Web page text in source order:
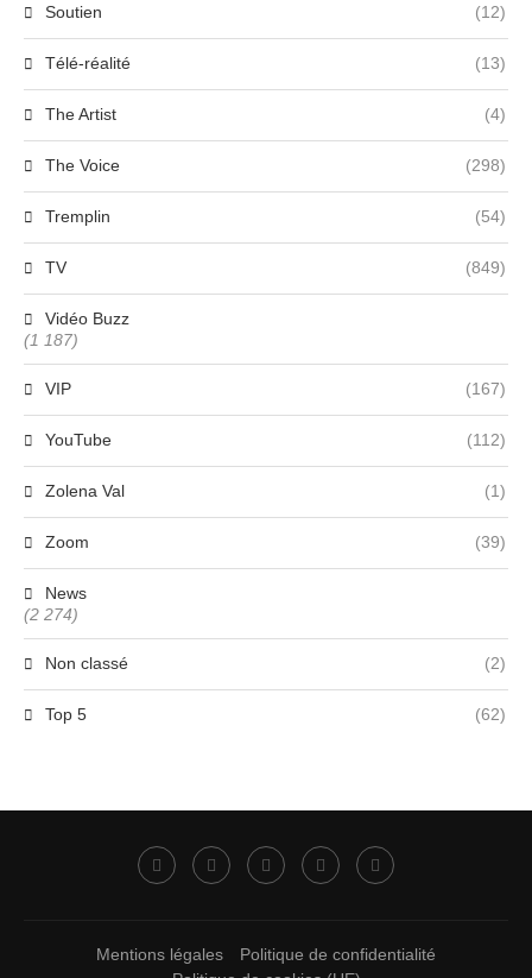
Soutien (12)
Télé-réalité (13)
The Artist (4)
The Voice (298)
Tremplin (54)
TV (849)
Vidéo Buzz
(1 187)
VIP (167)
YouTube (112)
Zolena Val (1)
Zoom (39)
News
(2 274)
Non classé (2)
Top 5 (62)
Mentions légales
Politique de confidentialité